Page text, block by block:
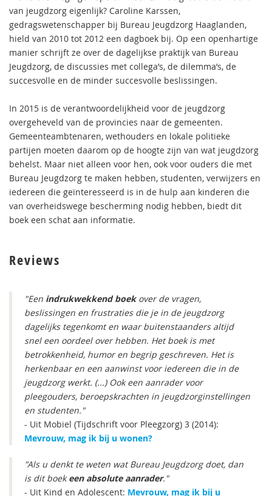
van jeugdzorg eigenlijk? Caroline Karssen,
gedragswetenschapper bij Bureau Jeugdzorg Haaglanden,
hield van 2010 tot 2012 een dagboek bij. Op een openhartige
manier schrijft ze over de dagelijkse praktijk van Bureau
Jeugdzorg, de discussies met collega’s, de dilemma’s, de
succesvolle en de minder succesvolle beslissingen.
In 2015 is de verantwoordelijkheid voor de jeugdzorg
overgeheveld van de provincies naar de gemeenten.
Gemeenteambtenaren, wethouders en lokale politieke
partijen moeten daarom op de hoogte zijn van wat jeugdzorg
behelst. Maar niet alleen voor hen, ook voor ouders die met
Bureau Jeugdzorg te maken hebben, studenten, verwijzers en
iedereen die geïnteresseerd is in de hulp aan kinderen die
van overheidswege bescherming nodig hebben, biedt dit
boek een schat aan informatie.
Reviews
"Een indrukwekkend boekover de vragen,
beslissingen en frustraties die je in de jeugdzorg
dagelijks tegenkomt en waar buitenstaanders altijd
snel een oordeel over hebben. Het boek is met
betrokkenheid, humor en begrip geschreven. Het is
herkenbaar en een aanwinst voor iedereen die in de
jeugdzorg werkt. (...) Ook een aanrader voor
pleegouders, beroepskrachten in jeugdzorginstellingen
en studenten."
- Uit Mobiel (Tijdschrift voor Pleegzorg) 3 (2014):
Mevrouw, mag ik bij u wonen?
"Als u denkt te weten wat Bureau Jeugdzorg doet, dan
is dit boekeen absolute aanrader."
- Uit Kind en Adolescent: Mevrouw, mag ik bij u